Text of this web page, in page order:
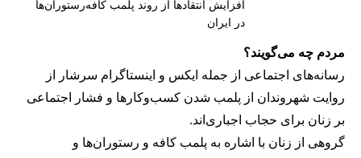
افزایش انتقادها از روند پلمب کافه‌رستوران‌ها
در ایران
مردم چه می‌گویند؟
رسانه‎‌های اجتماعی از جمله ایکس و اینستاگرام سرشار از
روایت شهروندان از پلمب شدن کسب‌وکارها و فشار اجتماعی
بر زنان برای حجاب اجباری‌اند.
گروهی از زنان با اشاره به پلمب کافه و رستوران‌ها و